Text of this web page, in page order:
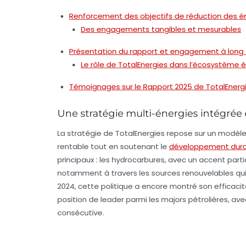
Renforcement des objectifs de réduction des
Des engagements tangibles et mesurables
Présentation du rapport et engagement à long
Le rôle de TotalEnergies dans l’écosystème
Témoignages sur le Rapport 2025 de
Une stratégie multi-énergies intégrée
La stratégie de TotalEnergies repose sur un
rentable tout en soutenant le développement
principaux : les hydrocarbures, avec un accent
notamment à travers les sources renouvelables
2024, cette politique a encore montré son
position de leader parmi les majors pétrolières,
consécutive.